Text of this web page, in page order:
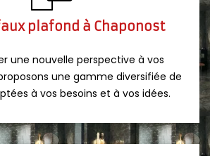
plafond à Chaponost
une nouvelle perspective à vos
une gamme diversifiée de
à vos besoins et à vos idées.